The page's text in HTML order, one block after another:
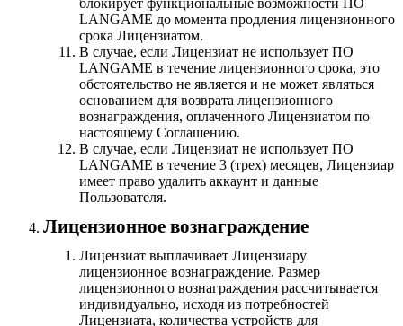
LANGAME до момента продления лицензионного
срока Лицензиатом.
В случае, если Лицензиат не использует ПО
LANGAME в течение лицензионного срока, это
обстоятельство не является и не может являться
основанием для возврата лицензионного
вознаграждения, оплаченного Лицензиатом по
настоящему Соглашению.
В случае, если Лицензиат не использует ПО
LANGAME в течение 3 (трех) месяцев, Лицензиар
имеет право удалить аккаунт и данные
Пользователя.
Лицензионное вознаграждение
Лицензиат выплачивает Лицензиару
лицензионное вознаграждение. Размер
лицензионного вознаграждения рассчитывается
индивидуально, исходя из потребностей
Лицензиата, количества устройств для